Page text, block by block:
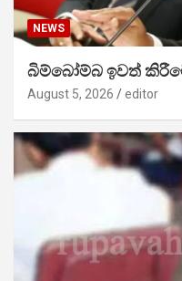
NEWS
බිම්බෝම්බ ඉවත්
August 5, 2026 editor